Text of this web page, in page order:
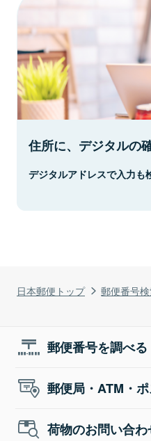
日本郵便トップ 郵便番号
住所に、デジタルの
デジタルアドレスで入力も
郵便番号を調べる
郵便局・ATM・
荷物のお問い合わ